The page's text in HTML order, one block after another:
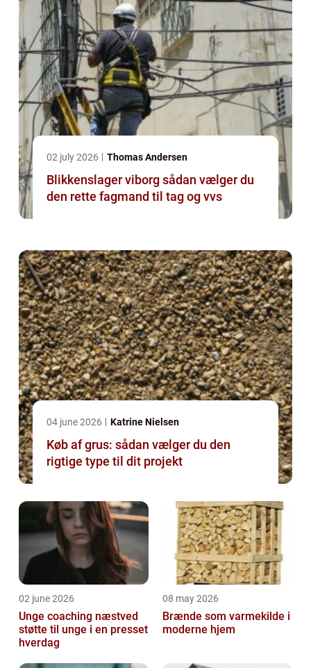
02 july 2026 Thomas Andersen
Blikkenslager viborg sådan vælger du
den rette fagmand til tag og vvs
04 june 2026 Katrine Nielsen
Køb af grus: sådan vælger du den
rigtige type til dit projekt
02 june 2026
Unge coaching næstved
støtte til unge i en presset
hverdag
08 may 2026
Brænde som varmekilde i
moderne hjem